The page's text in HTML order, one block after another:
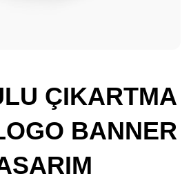
ÇIKARTMA
BANNER